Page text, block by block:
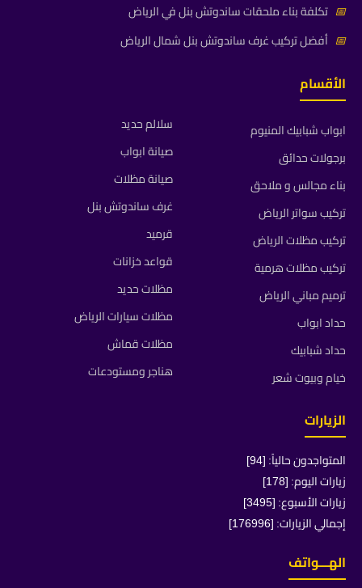
📅 تكلفة بناء ملحقات ساندوتش بنل في الرياض
📅 أفضل تركيب غرف ساندوتش بنل شمال الرياض
الأقسام
ابواب شبابيك المنيوم
برجولات حدائق
بناء مجالس و ملاحق
تركيب سواتر الرياض
تركيب مظلات الرياض
تركيب مظلات هرمية
ترميم مباني الرياض
حداد ابواب
حداد شبابيك
خيام وبيوت شعر
سلالم حديد
صيانة ابواب
صيانة مظلات
غرف ساندوتش بنل
قرميد
قواعد خزانات
مظلات حديد
مظلات سيارات الرياض
مظلات قماش
هناجر ومستودعات
الزيارات
المتواجدون حالياً: [94]
زيارات اليوم: [178]
زيارات الأسبوع: [3495]
إجمالي الزيارات: [176996]
الهـــواتف